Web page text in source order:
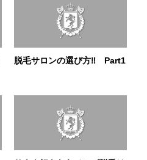
脱毛サロンの選び方‼ Part1